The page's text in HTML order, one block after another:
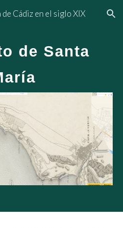
Skip to navigation
Cádiz en el siglo XIX
de Santa